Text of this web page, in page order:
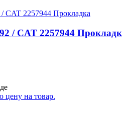
/ CAT 2257944
цену на товар.